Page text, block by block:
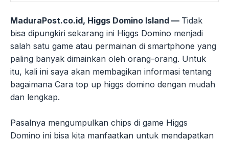
MaduraPost.co.id, Higgs Domino Island — Tidak
bisa dipungkiri sekarang ini Higgs Domino menjadi
salah satu game atau permainan di smartphone yang
paling banyak dimainkan oleh orang-orang. Untuk
itu, kali ini saya akan membagikan informasi tentang
bagaimana Cara top up higgs domino dengan mudah
dan lengkap.
Pasalnya mengumpulkan chips di game Higgs
Domino ini bisa kita manfaatkan untuk mendapatkan